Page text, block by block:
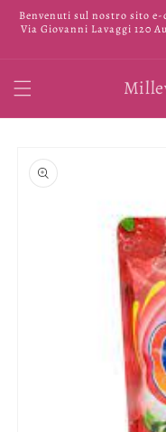
direttamente
ai contenuti
Benvenuti sul nostro sito
Via Giovanni Lavaggi 120
informazioni
sul prodotto